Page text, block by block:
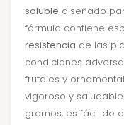
soluble diseñado
fórmula contiene
resistencia de las
condiciones
frutales y
vigoroso y
gramos, es fácil de